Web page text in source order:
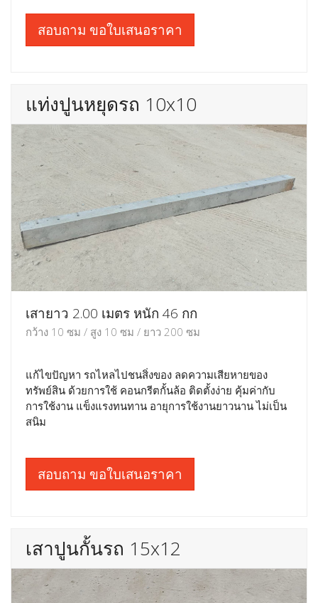
สอบถาม ขอใบเสนอราคา
แท่งปูนหยุดรถ 10x10
เสายาว 2.00 เมตร หนัก 46 กก
กว้าง 10 ซม / สูง 10 ซม / ยาว 200 ซม
แก้ไขปัญหา รถไหลไปชนสิ่งของ ลดความเสียหายของ
ทรัพย์สิน ด้วยการใช้ คอนกรีตกั้นล้อ ติดตั้งง่าย คุ้มค่ากับ
การใช้งาน แข็งแรงทนทาน อายุการใช้งานยาวนาน ไม่เป็น
สนิม
สอบถาม ขอใบเสนอราคา
เสาปูนกั้นรถ 15x12